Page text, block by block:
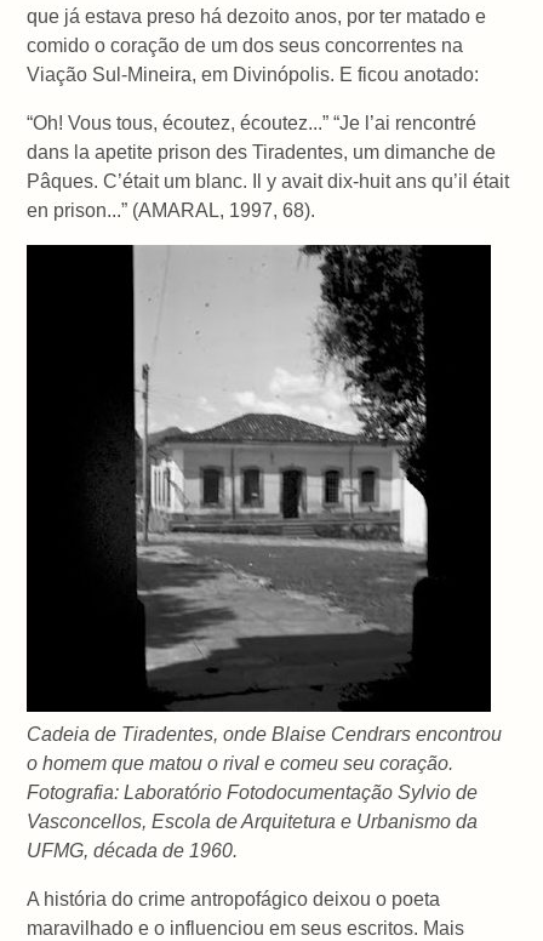
que já estava preso há dezoito anos, por ter matado e
comido o coração de um dos seus concorrentes na
Viação Sul-Mineira, em Divinópolis. E ficou anotado:
“Oh! Vous tous, écoutez, écoutez...” “Je l’ai rencontré
dans la apetite prison des Tiradentes, um dimanche de
Pâques. C’était um blanc. Il y avait dix-huit ans qu’il était
en prison...” (AMARAL, 1997, 68).
Cadeia de Tiradentes, onde Blaise Cendrars encontrou
o homem que matou o rival e comeu seu coração.
Fotografia: Laboratório Fotodocumentação Sylvio de
Vasconcellos, Escola de Arquitetura e Urbanismo da
UFMG, década de 1960.
A história do crime antropofágico deixou o poeta
maravilhado e o influenciou em seus escritos. Mais